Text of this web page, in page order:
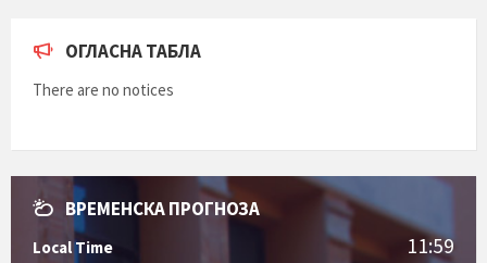
ОГЛАСНА ТАБЛА
There are no notices
ВРЕМЕНСКА ПРОГНОЗА
Local Time 11:59